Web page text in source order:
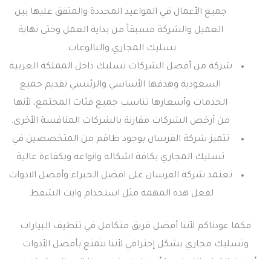
جميع الأعمال في المواعيد المحددة والمتفق عليها بين
العميل والشركة مسبقاً من بداية العمل وحتى نهاية
تسليك المجاري والبالوعات.
شركة من أفضل الشركات تسليك داخل المملكة العربية
السعودية وهدفها الأساسي والرئيسي تقديم جميع
الخدمات وأسعارها تناسب جميع فئات المجتمع، لأنها
من أرخص الشركات مقارنة بالشركات المنافسة الأخرى.
تتميز شركة الفرسان بوجود طاقم من المتخصصين في
تسليك المجاري بكافة اشكاله وانواعه وبكفاءة عالية
تعتمد شركة الفرسان على افضل الخبراء وأفضل الادوات
لفعل هذه المهمة مثل استخدام وايت الشفط.
فكما عودناكم لأننا أفضل فريق متكامل في تنظيف البيارات
وتسليك مجاري بشكل إحترافي لأننا نتمتع بأفضل الأدوات